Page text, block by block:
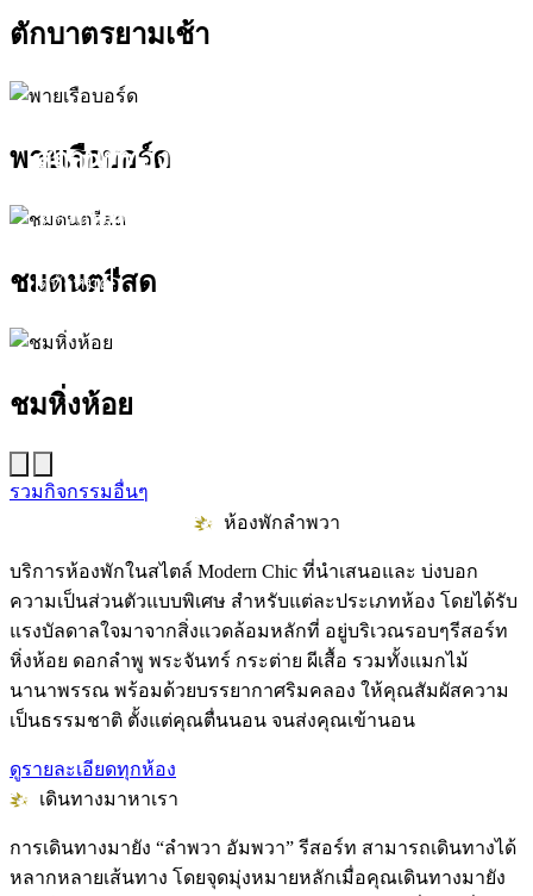
นับหิ่งห้อย ร้อยลำพู ดูพระจันทร์
ตักบาตรยามเช้า
พายเรือบอร์ด
ชมดนตรีสด
ชมหิ่งห้อย
รวมกิจกรรมอื่นๆ
ห้องพักลำพวา
บริการห้องพักในสไตล์ Modern Chic ที่นำเสนอและ บ่งบอก
ความเป็นส่วนตัวแบบพิเศษ สำหรับแต่ละประเภทห้อง โดยได้รับ
แรงบัลดาลใจมาจากสิ่งแวดล้อมหลักที่ อยู่บริเวณรอบๆรีสอร์ท
หิ่งห้อย ดอกลำพู พระจันทร์ กระต่าย ผีเสื้อ รวมทั้งแมกไม้
นานาพรรณ พร้อมด้วยบรรยากาศริมคลอง ให้คุณสัมผัสความ
เป็นธรรมชาติ ตั้งแต่คุณตื่นนอน จนส่งคุณเข้านอน
ดูรายละเอียดทุกห้อง
เดินทางมาหาเรา
การเดินทางมายัง “ลำพวา อัมพวา” รีสอร์ท สามารถเดินทางได้
หลากหลายเส้นทาง โดยจุดมุ่งหมายหลักเมื่อคุณเดินทางมายัง
สถานที่ท่องเที่ยวรอบรีสอร์ท
"ตลาดน้ำอัมพวา"
ดูทั้งหมด